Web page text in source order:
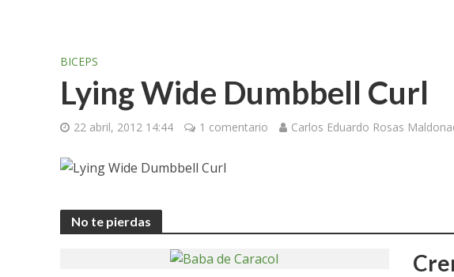
BICEPS
Lying Wide Dumbbell Curl
22 abril, 2012 14:44 1 comentario Carlos Eduardo Rosas
No te pierdas